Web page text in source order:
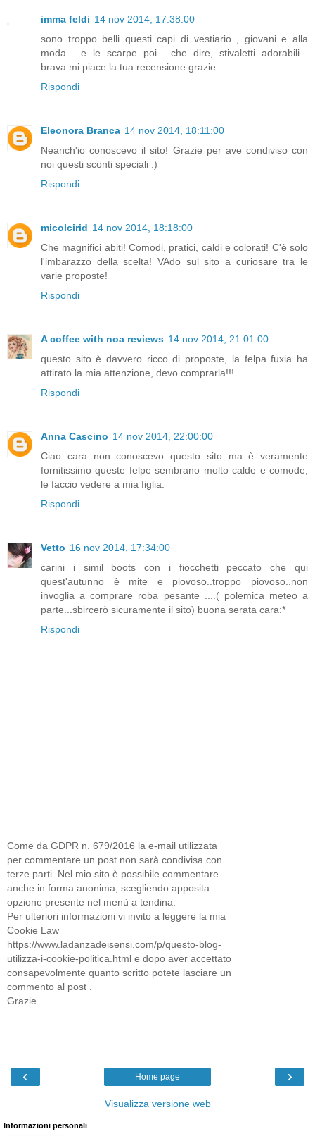
imma feldi 14 nov 2014, 17:38:00
sono troppo belli questi capi di vestiario , giovani e alla
moda... e le scarpe poi... che dire, stivaletti adorabili...
brava mi piace la tua recensione grazie
Rispondi
Eleonora Branca 14 nov 2014, 18:11:00
Neanch'io conoscevo il sito! Grazie per ave condiviso con
noi questi sconti speciali :)
Rispondi
micolcirid 14 nov 2014, 18:18:00
Che magnifici abiti! Comodi, pratici, caldi e colorati! C'è solo
l'imbarazzo della scelta! VAdo sul sito a curiosare tra le
varie proposte!
Rispondi
A coffee with noa reviews 14 nov 2014, 21:01:00
questo sito è davvero ricco di proposte, la felpa fuxia ha
attirato la mia attenzione, devo comprarla!!!
Rispondi
Anna Cascino 14 nov 2014, 22:00:00
Ciao cara non conoscevo questo sito ma è veramente
fornitissimo queste felpe sembrano molto calde e comode,
le faccio vedere a mia figlia.
Rispondi
Vetto 16 nov 2014, 17:34:00
carini i simil boots con i fiocchetti peccato che qui
quest'autunno è mite e piovoso..troppo piovoso..non
invoglia a comprare roba pesante ....( polemica meteo a
parte...sbircerò sicuramente il sito) buona serata cara:*
Rispondi
Come da GDPR n. 679/2016 la e-mail utilizzata
per commentare un post non sarà condivisa con
terze parti. Nel mio sito è possibile commentare
anche in forma anonima, scegliendo apposita
opzione presente nel menù a tendina.
Per ulteriori informazioni vi invito a leggere la mia
Cookie Law
https://www.ladanzadeisensi.com/p/questo-blog-
utilizza-i-cookie-politica.html e dopo aver accettato
consapevolmente quanto scritto potete lasciare un
commento al post .
Grazie.
‹ ›
Home page
Visualizza versione web
Informazioni personali